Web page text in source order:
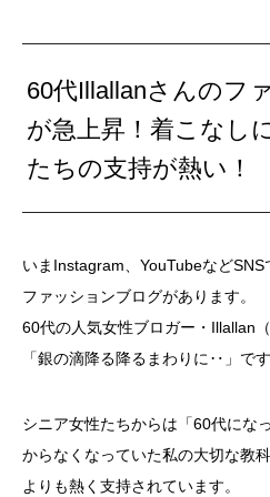
60代Illallanさんのフ
が急上昇！着こなし
たちの支持が熱い！
いまInstagram、YouTubeなど
ファッションブログがあります。
60代の人気女性ブロガー・Illallan
「銀の滴降る降るまわりに‥」です
シニア女性たちからは「60代にな
からなくなっていた私の大切な教
よりも熱く支持されています。